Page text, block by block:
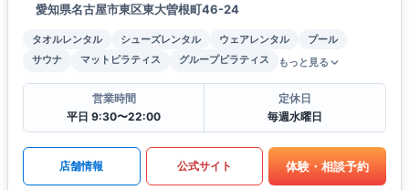
愛知県名古屋市東区東大曽根町46-24
タオルレンタル シューズレンタル ウェアレンタル
プール
サウナ
マットピラティス グループピラティス もっと見る
営業時間
平日 9:30〜22:00
定休日
毎週水曜日
店舗情報 公式サイト 体験・相談予約